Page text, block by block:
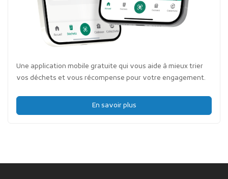
Une application mobile gratuite qui vous aide à mieux trier
vos déchets et vous récompense pour votre engagement.
En savoir plus